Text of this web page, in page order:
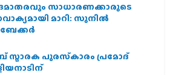
സാധാരണക്കാരുടെ
മാറി: സുനിൽ
സ്മാരക പുരസ്‌കാരം പ്രമോദ്